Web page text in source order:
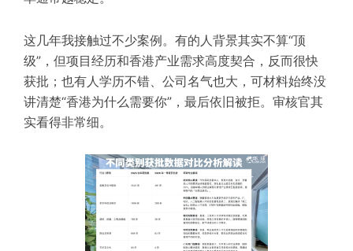
这几年我接触过不少案例。有的人背景其实不算“顶
级”，但项目经历和香港产业需求高度契合，反而很快
获批；也有人学历不错、公司名气也大，可材料始终没
讲清楚“香港为什么需要你”，最后依旧被拒。审核官其
实看得非常细。